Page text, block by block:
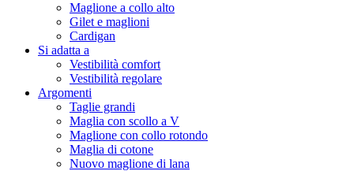
Maglione a collo alto
Gilet e maglioni
Cardigan
Si adatta a
Vestibilità comfort
Vestibilità regolare
Argomenti
Taglie grandi
Maglia con scollo a V
Maglione con collo rotondo
Maglia di cotone
Nuovo maglione di lana